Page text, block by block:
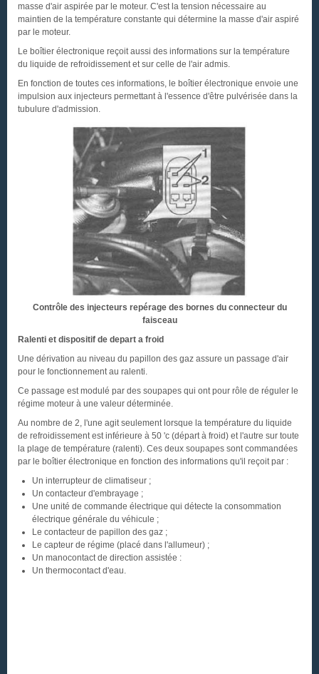
masse d'air aspirée par le moteur. C'est la tension nécessaire au
maintien de la température constante qui détermine la masse d'air aspiré
par le moteur.
Le boîtier électronique reçoit aussi des informations sur la température
du liquide de refroidissement et sur celle de l'air admis.
En fonction de toutes ces informations, le boîtier électronique envoie une
impulsion aux injecteurs permettant à l'essence d'être pulvérisée dans la
tubulure d'admission.
Contrôle des injecteurs repérage des bornes du connecteur du
faisceau
Ralenti et dispositif de depart a froid
Une dérivation au niveau du papillon des gaz assure un passage d'air
pour le fonctionnement au ralenti.
Ce passage est modulé par des soupapes qui ont pour rôle de réguler le
régime moteur à une valeur déterminée.
Au nombre de 2, l'une agit seulement lorsque la température du liquide
de refroidissement est inférieure à 50 'c (départ à froid) et l'autre sur toute
la plage de température (ralenti). Ces deux soupapes sont commandées
par le boîtier électronique en fonction des informations qu'il reçoit par :
Un interrupteur de climatiseur ;
Un contacteur d'embrayage ;
Une unité de commande électrique qui détecte la consommation
électrique générale du véhicule ;
Le contacteur de papillon des gaz ;
Le capteur de régime (placé dans l'allumeur) ;
Un manocontact de direction assistée :
Un thermocontact d'eau.